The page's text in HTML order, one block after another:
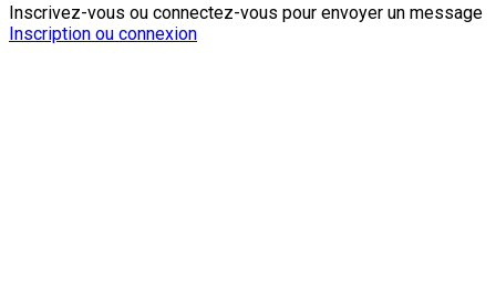
Inscrivez-vous ou connectez-vous pour envoyer un message
Inscription ou connexion